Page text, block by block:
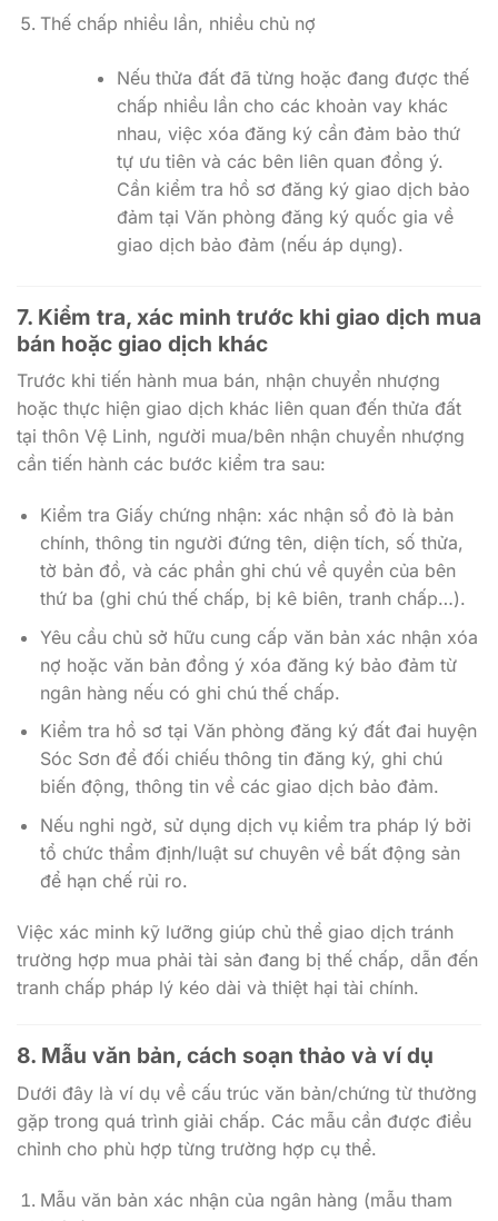
Thế chấp nhiều lần, nhiều chủ nợ
Nếu thửa đất đã từng hoặc đang được thế
chấp nhiều lần cho các khoản vay khác
nhau, việc xóa đăng ký cần đảm bảo thứ
tự ưu tiên và các bên liên quan đồng ý.
Cần kiểm tra hồ sơ đăng ký giao dịch bảo
đảm tại Văn phòng đăng ký quốc gia về
giao dịch bảo đảm (nếu áp dụng).
7. Kiểm tra, xác minh trước khi giao dịch mua
bán hoặc giao dịch khác
Trước khi tiến hành mua bán, nhận chuyển nhượng
hoặc thực hiện giao dịch khác liên quan đến thửa đất
tại thôn Vệ Linh, người mua/bên nhận chuyển nhượng
cần tiến hành các bước kiểm tra sau:
Kiểm tra Giấy chứng nhận: xác nhận sổ đỏ là bản
chính, thông tin người đứng tên, diện tích, số thửa,
tờ bản đồ, và các phần ghi chú về quyền của bên
thứ ba (ghi chú thế chấp, bị kê biên, tranh chấp…).
Yêu cầu chủ sở hữu cung cấp văn bản xác nhận xóa
nợ hoặc văn bản đồng ý xóa đăng ký bảo đảm từ
ngân hàng nếu có ghi chú thế chấp.
Kiểm tra hồ sơ tại Văn phòng đăng ký đất đai huyện
Sóc Sơn để đối chiếu thông tin đăng ký, ghi chú
biến động, thông tin về các giao dịch bảo đảm.
Nếu nghi ngờ, sử dụng dịch vụ kiểm tra pháp lý bởi
tổ chức thẩm định/luật sư chuyên về bất động sản
để hạn chế rủi ro.
Việc xác minh kỹ lưỡng giúp chủ thể giao dịch tránh
trường hợp mua phải tài sản đang bị thế chấp, dẫn đến
tranh chấp pháp lý kéo dài và thiệt hại tài chính.
8. Mẫu văn bản, cách soạn thảo và ví dụ
Dưới đây là ví dụ về cấu trúc văn bản/chứng từ thường
gặp trong quá trình giải chấp. Các mẫu cần được điều
chỉnh cho phù hợp từng trường hợp cụ thể.
Mẫu văn bản xác nhận của ngân hàng (mẫu tham